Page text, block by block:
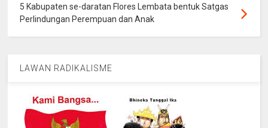
5 Kabupaten se-daratan Flores Lembata bentuk Satgas
Perlindungan Perempuan dan Anak
LAWAN RADIKALISME